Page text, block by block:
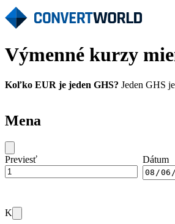
Výmenné kurzy
Koľko EUR je jeden GHS? Jeden GHS
Mena
Previesť Dátum
K